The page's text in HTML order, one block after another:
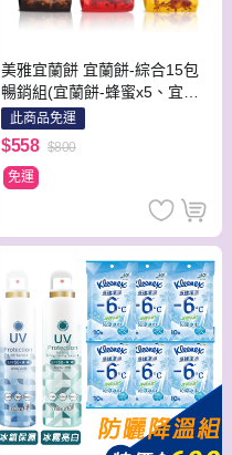
美雅宜蘭餅 宜蘭餅-綜合15包
暢銷組(宜蘭餅-蜂蜜x5、宜蘭
餅-黑糖x5、宜蘭餅-乳酪起司x
5)
此商品免運
$558 $800
免運